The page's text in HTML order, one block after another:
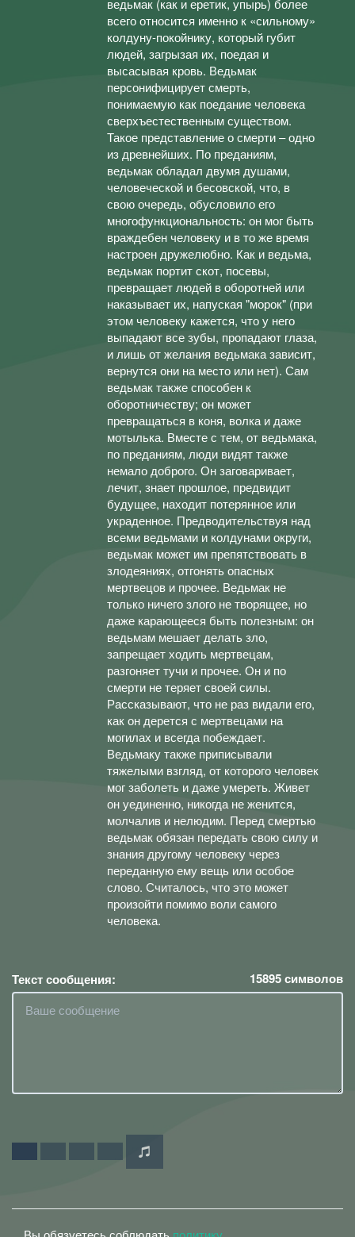
ведьмак (как и еретик, упырь) более
всего относится именно к «сильному»
колдуну-покойнику, который губит
людей, загрызая их, поедая и
высасывая кровь. Ведьмак
персонифицирует смерть,
понимаемую как поедание человека
сверхъестественным существом.
Такое представление о смерти – одно
из древнейших. По преданиям,
ведьмак обладал двумя душами,
человеческой и бесовской, что, в
свою очередь, обусловило его
многофункциональность: он мог быть
враждебен человеку и в то же время
настроен дружелюбно. Как и ведьма,
ведьмак портит скот, посевы,
превращает людей в оборотней или
наказывает их, напуская "морок" (при
этом человеку кажется, что у него
выпадают все зубы, пропадают глаза,
и лишь от желания ведьмака зависит,
вернутся они на место или нет). Сам
ведьмак также способен к
оборотничеству; он может
превращаться в коня, волка и даже
мотылька. Вместе с тем, от ведьмака,
по преданиям, люди видят также
немало доброго. Он заговаривает,
лечит, знает прошлое, предвидит
будущее, находит потерянное или
украденное. Предводительствуя над
всеми ведьмами и колдунами округи,
ведьмак может им препятствовать в
злодеяниях, отгонять опасных
мертвецов и прочее. Ведьмак не
только ничего злого не творящее, но
даже карающееся быть полезным: он
ведьмам мешает делать зло,
запрещает ходить мертвецам,
разгоняет тучи и прочее. Он и по
смерти не теряет своей силы.
Рассказывают, что не раз видали его,
как он дерется с мертвецами на
могилах и всегда побеждает.
Ведьмаку также приписывали
тяжелыми взгляд, от которого человек
мог заболеть и даже умереть. Живет
он уединенно, никогда не женится,
молчалив и нелюдим. Перед смертью
ведьмак обязан передать свою силу и
знания другому человеку через
переданную ему вещь или особое
слово. Считалось, что это может
произойти помимо воли самого
человека.
Текст сообщения: 15895символов